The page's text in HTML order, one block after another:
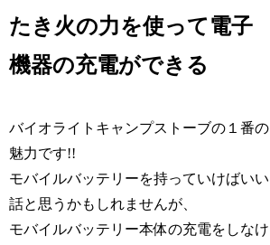
たき火の力を使って電子
機器の充電ができる
バイオライトキャンプストーブの１番の
魅力です!!
モバイルバッテリーを持っていけばいい
話と思うかもしれませんが、
モバイルバッテリー本体の充電をしなけ